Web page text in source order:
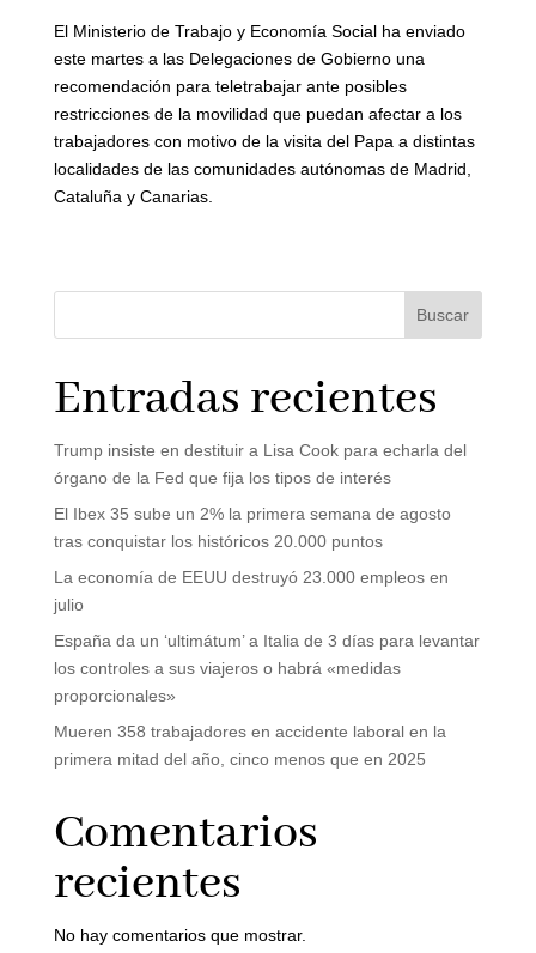
El Ministerio de Trabajo y Economía Social ha enviado
este martes a las Delegaciones de Gobierno una
recomendación para teletrabajar ante posibles
restricciones de la movilidad que puedan afectar a los
trabajadores con motivo de la visita del Papa a distintas
localidades de las comunidades autónomas de Madrid,
Cataluña y Canarias.
Buscar
Entradas recientes
Trump insiste en destituir a Lisa Cook para echarla del
órgano de la Fed que fija los tipos de interés
El Ibex 35 sube un 2% la primera semana de agosto
tras conquistar los históricos 20.000 puntos
La economía de EEUU destruyó 23.000 empleos en
julio
España da un ‘ultimátum’ a Italia de 3 días para levantar
los controles a sus viajeros o habrá «medidas
proporcionales»
Mueren 358 trabajadores en accidente laboral en la
primera mitad del año, cinco menos que en 2025
Comentarios
recientes
No hay comentarios que mostrar.